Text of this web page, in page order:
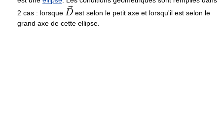
2 cas : lorsque
est selon le petit axe et lorsqu'il est selon le
grand axe de cette ellipse.